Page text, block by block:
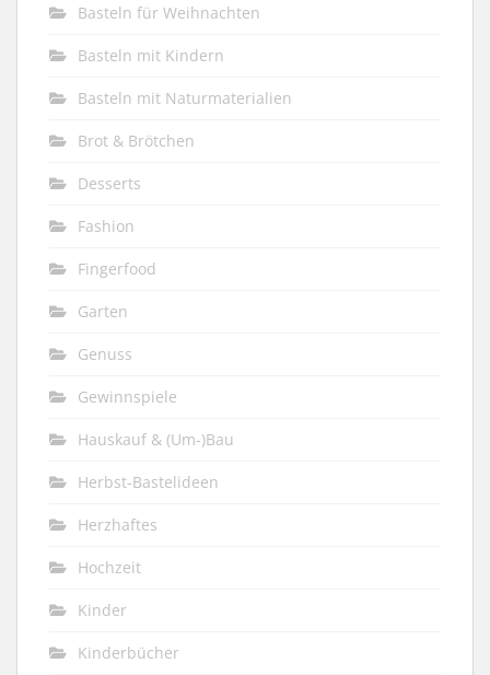
Basteln für Weihnachten
Basteln mit Kindern
Basteln mit Naturmaterialien
Brot & Brötchen
Desserts
Fashion
Fingerfood
Garten
Genuss
Gewinnspiele
Hauskauf & (Um-)Bau
Herbst-Bastelideen
Herzhaftes
Hochzeit
Kinder
Kinderbücher